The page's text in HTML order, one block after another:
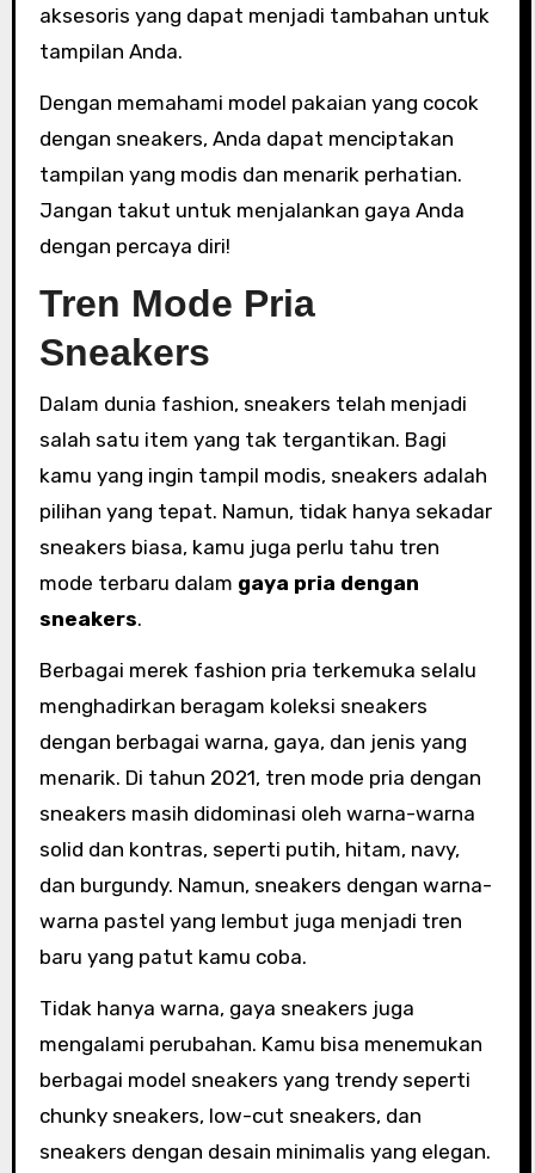
aksesoris yang dapat menjadi tambahan untuk
tampilan Anda.
Dengan memahami model pakaian yang cocok
dengan sneakers, Anda dapat menciptakan
tampilan yang modis dan menarik perhatian.
Jangan takut untuk menjalankan gaya Anda
dengan percaya diri!
Tren Mode Pria
Sneakers
Dalam dunia fashion, sneakers telah menjadi
salah satu item yang tak tergantikan. Bagi
kamu yang ingin tampil modis, sneakers adalah
pilihan yang tepat. Namun, tidak hanya sekadar
sneakers biasa, kamu juga perlu tahu tren
mode terbaru dalam gaya pria dengan
sneakers.
Berbagai merek fashion pria terkemuka selalu
menghadirkan beragam koleksi sneakers
dengan berbagai warna, gaya, dan jenis yang
menarik. Di tahun 2021, tren mode pria dengan
sneakers masih didominasi oleh warna-warna
solid dan kontras, seperti putih, hitam, navy,
dan burgundy. Namun, sneakers dengan warna-
warna pastel yang lembut juga menjadi tren
baru yang patut kamu coba.
Tidak hanya warna, gaya sneakers juga
mengalami perubahan. Kamu bisa menemukan
berbagai model sneakers yang trendy seperti
chunky sneakers, low-cut sneakers, dan
sneakers dengan desain minimalis yang elegan.